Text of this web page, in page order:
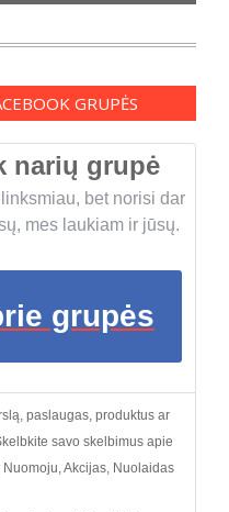
GRUPĖS
narių grupė
bet norisi dar
mes laukiam ir jūsų.
grupės
paslaugas, produktus ar
savo skelbimus apie
Akcijas, Nuolaidas